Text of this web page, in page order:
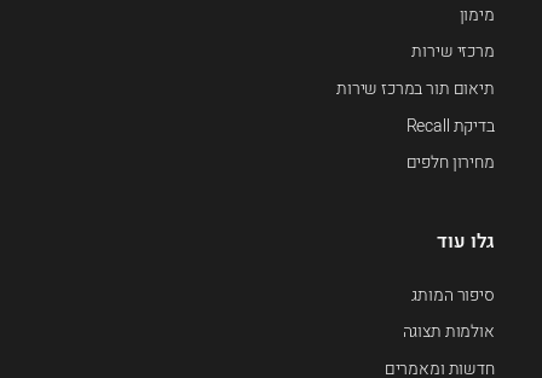
מימון
מרכזי שירות
תיאום תור במרכז שירות
בדיקת Recall
מחירון חלפים
גלו עוד
סיפור המותג
אולמות תצוגה
חדשות ומאמרים